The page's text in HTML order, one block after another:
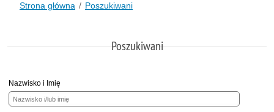
Strona główna Poszukiwani
Poszukiwani
Nazwisko i Imię